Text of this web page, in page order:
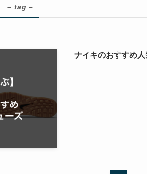
– tag –
ナイキのおすすめ